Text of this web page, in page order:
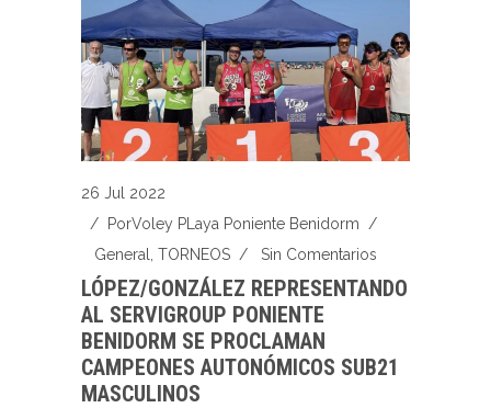
26 Jul 2022
/ PorVoley PLaya Poniente Benidorm /
General
TORNEOS / Sin Comentarios
LÓPEZ/GONZÁLEZ REPRESENTANDO
AL SERVIGROUP PONIENTE
BENIDORM SE PROCLAMAN
CAMPEONES AUTONÓMICOS SUB21
MASCULINOS